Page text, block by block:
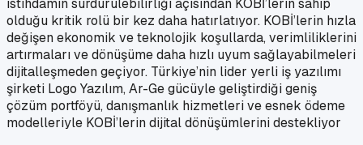
istihdamın sürdürülebilirliği açısından KOBİ’lerin sahip
olduğu kritik rolü bir kez daha hatırlatıyor. KOBİ’lerin hızla
değişen ekonomik ve teknolojik koşullarda, verimliliklerini
artırmaları ve dönüşüme daha hızlı uyum sağlayabilmeleri
dijitalleşmeden geçiyor. Türkiye’nin lider yerli iş yazılımı
şirketi Logo Yazılım, Ar-Ge gücüyle geliştirdiği geniş
çözüm portföyü, danışmanlık hizmetleri ve esnek ödeme
modelleriyle KOBİ’lerin dijital dönüşümlerini destekliyor